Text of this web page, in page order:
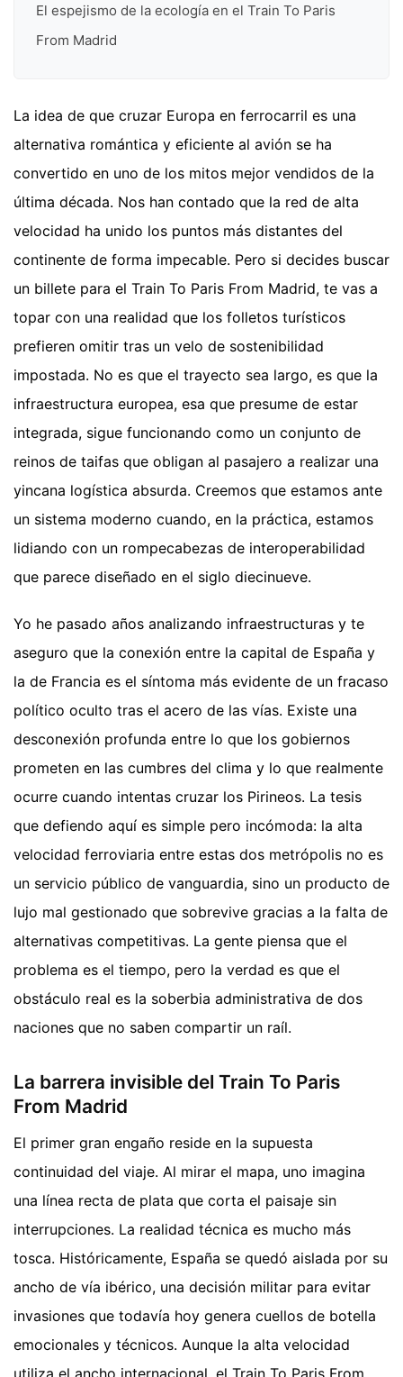
El espejismo de la ecología en el Train To Paris
From Madrid
La idea de que cruzar Europa en ferrocarril es una
alternativa romántica y eficiente al avión se ha
convertido en uno de los mitos mejor vendidos de la
última década. Nos han contado que la red de alta
velocidad ha unido los puntos más distantes del
continente de forma impecable. Pero si decides buscar
un billete para el Train To Paris From Madrid, te vas a
topar con una realidad que los folletos turísticos
prefieren omitir tras un velo de sostenibilidad
impostada. No es que el trayecto sea largo, es que la
infraestructura europea, esa que presume de estar
integrada, sigue funcionando como un conjunto de
reinos de taifas que obligan al pasajero a realizar una
yincana logística absurda. Creemos que estamos ante
un sistema moderno cuando, en la práctica, estamos
lidiando con un rompecabezas de interoperabilidad
que parece diseñado en el siglo diecinueve.
Yo he pasado años analizando infraestructuras y te
aseguro que la conexión entre la capital de España y
la de Francia es el síntoma más evidente de un fracaso
político oculto tras el acero de las vías. Existe una
desconexión profunda entre lo que los gobiernos
prometen en las cumbres del clima y lo que realmente
ocurre cuando intentas cruzar los Pirineos. La tesis
que defiendo aquí es simple pero incómoda: la alta
velocidad ferroviaria entre estas dos metrópolis no es
un servicio público de vanguardia, sino un producto de
lujo mal gestionado que sobrevive gracias a la falta de
alternativas competitivas. La gente piensa que el
problema es el tiempo, pero la verdad es que el
obstáculo real es la soberbia administrativa de dos
naciones que no saben compartir un raíl.
La barrera invisible del Train To Paris
From Madrid
El primer gran engaño reside en la supuesta
continuidad del viaje. Al mirar el mapa, uno imagina
una línea recta de plata que corta el paisaje sin
interrupciones. La realidad técnica es mucho más
tosca. Históricamente, España se quedó aislada por su
ancho de vía ibérico, una decisión militar para evitar
invasiones que todavía hoy genera cuellos de botella
emocionales y técnicos. Aunque la alta velocidad
utiliza el ancho internacional, el Train To Paris From